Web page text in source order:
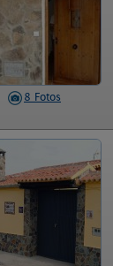
8 Fotos